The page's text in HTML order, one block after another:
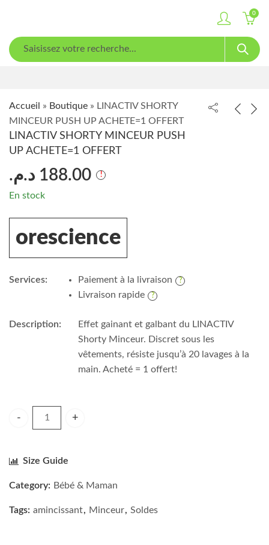
0
Accueil » Boutique » LINACTIV SHORTY
MINCEUR PUSH UP ACHETE=1 OFFERT
LINACTIV SHORTY MINCEUR PUSH
UP ACHETE=1 OFFERT
188.00 د.م.
En stock
orescience
Services:
Paiement à la livraison
Livraison rapide
Description:
Effet gainant et galbant du LINACTIV
Shorty Minceur. Discret sous les
vêtements, résiste jusqu’à 20 lavages à la
main. Acheté = 1 offert!
Size Guide
Category: Bébé & Maman
Tags: amincissant, Minceur, Soldes